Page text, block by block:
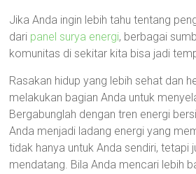
Jika Anda ingin lebih tahu tentang
dari panel surya energi, berbagai
komunitas di sekitar kita bisa jadi
Rasakan hidup yang lebih sehat dan
melakukan bagian Anda untuk
Bergabunglah dengan tren energi
Anda menjadi ladang energi yang
tidak hanya untuk Anda sendiri, tetapi
mendatang. Bila Anda mencari lebih